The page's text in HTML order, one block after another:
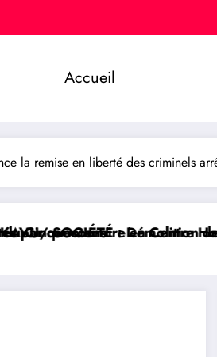
Accueil
la remise en liberté des criminels
Universitaire
la Paroisse de l’église
GOMA/